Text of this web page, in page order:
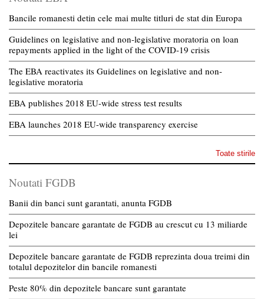
Bancile romanesti detin cele mai multe titluri de stat din Europa
Guidelines on legislative and non-legislative moratoria on loan
repayments applied in the light of the COVID-19 crisis
The EBA reactivates its Guidelines on legislative and non-
legislative moratoria
EBA publishes 2018 EU-wide stress test results
EBA launches 2018 EU-wide transparency exercise
Toate stirile
Noutati FGDB
Banii din banci sunt garantati, anunta FGDB
Depozitele bancare garantate de FGDB au crescut cu 13 miliarde
lei
Depozitele bancare garantate de FGDB reprezinta doua treimi din
totalul depozitelor din bancile romanesti
Peste 80% din depozitele bancare sunt garantate